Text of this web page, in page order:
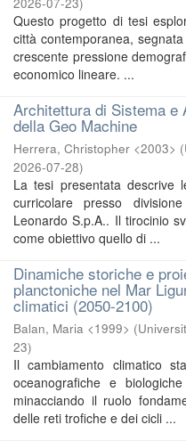
2026-07-23)
Questo progetto di tesi
città contemporanea,
crescente pressione
economico lineare. ...
Architettura di Sistema e
della Geo Machine
Herrera, Christopher <2003> (
2026-07-28)
La tesi presentata descrive
curricolare presso
Leonardo S.p.A.. Il tirocinio
come obiettivo quello di ...
Dinamiche storiche e
planctoniche nel Mar
climatici (2050-2100)
Balan, Maria <1999> (
23)
Il cambiamento climatico
oceanografiche e
minacciando il ruolo
delle reti trofiche e dei cicli ...